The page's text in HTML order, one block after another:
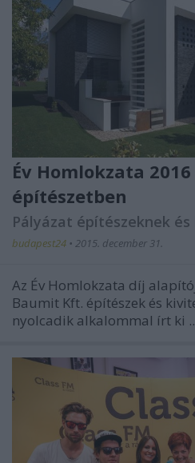
Év Homlokzata
építészetben
Pályázat építészeknek
budapest24 • 2015. december 31.
Az Év Homlokzata díj
Baumit Kft. építészek és
nyolcadik alkalommal írt ki